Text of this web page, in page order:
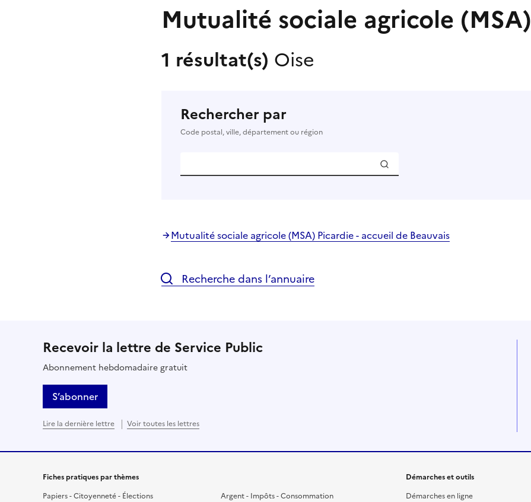
Mutualité sociale agricole (MSA)
1 résultat(s) Oise
Rechercher par
Code postal, ville, département ou région
Mutualité sociale agricole (MSA) Picardie - accueil de Beauvais
Recherche dans l’annuaire
Recevoir la lettre de Service Public
Abonnement hebdomadaire gratuit
S’abonner
Lire la dernière lettre Voir toutes les lettres
Fiches pratiques par thèmes
Papiers - Citoyenneté - Élections
Argent - Impôts - Consommation
Démarches et outils
Démarches en ligne